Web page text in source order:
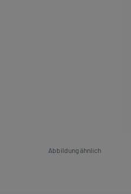
Abbildung ähnlich